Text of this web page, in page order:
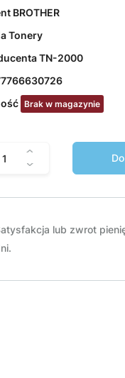
BROTHER
Tonery
TN-2000
Brak w magazynie
lub zwrot